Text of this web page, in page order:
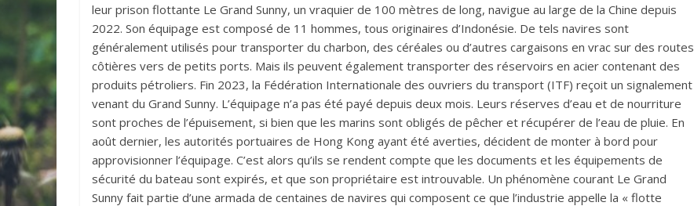
leur prison flottante Le Grand Sunny, un vraquier de 100 mètres de long, navigue au large de la Chine depuis
2022. Son équipage est composé de 11 hommes, tous originaires d’Indonésie. De tels navires sont
généralement utilisés pour transporter du charbon, des céréales ou d’autres cargaisons en vrac sur des routes
côtières vers de petits ports. Mais ils peuvent également transporter des réservoirs en acier contenant des
produits pétroliers. Fin 2023, la Fédération Internationale des ouvriers du transport (ITF) reçoit un signalement
venant du Grand Sunny. L’équipage n’a pas été payé depuis deux mois. Leurs réserves d’eau et de nourriture
sont proches de l’épuisement, si bien que les marins sont obligés de pêcher et récupérer de l’eau de pluie. En
août dernier, les autorités portuaires de Hong Kong ayant été averties, décident de monter à bord pour
approvisionner l’équipage. C’est alors qu’ils se rendent compte que les documents et les équipements de
sécurité du bateau sont expirés, et que son propriétaire est introuvable. Un phénomène courant Le Grand
Sunny fait partie d’une armada de centaines de navires qui composent ce que l’industrie appelle la « flotte